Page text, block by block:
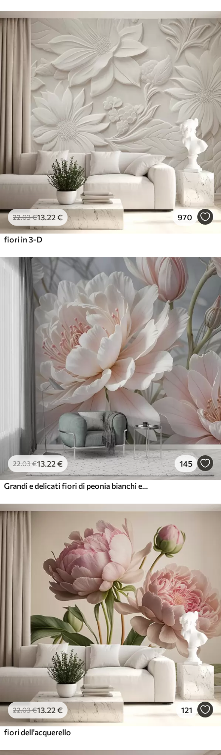
22.03€13 .22 € 970
fiori in 3-D
22.03€13 .22 € 145
22.03€13 .22 € 121
fiori dell'acquerello